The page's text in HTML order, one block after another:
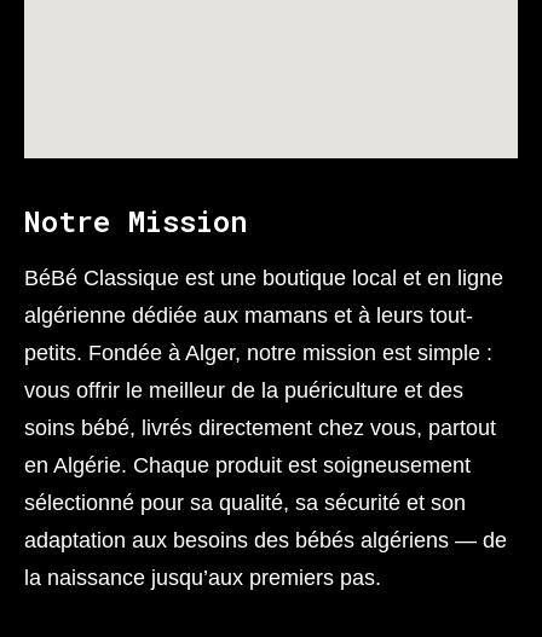
Notre Mission
BéBé Classique est une boutique local et en ligne
algérienne dédiée aux mamans et à leurs tout-
petits. Fondée à Alger, notre mission est simple :
vous offrir le meilleur de la puériculture et des
soins bébé, livrés directement chez vous, partout
en Algérie. Chaque produit est soigneusement
sélectionné pour sa qualité, sa sécurité et son
adaptation aux besoins des bébés algériens — de
la naissance jusqu’aux premiers pas.